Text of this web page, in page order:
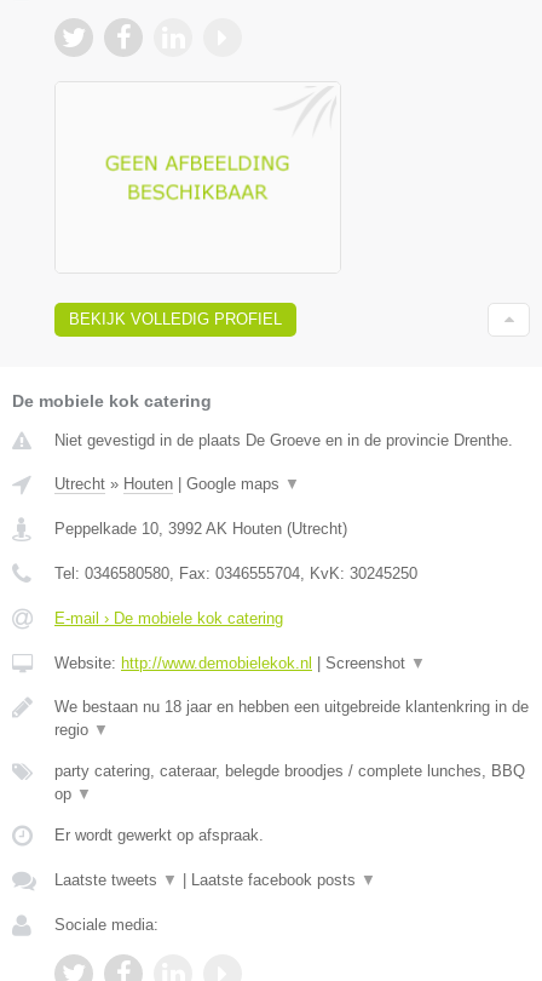
BEKIJK VOLLEDIG PROFIEL
De mobiele kok catering
Niet gevestigd in de plaats De Groeve en in de provincie Drenthe.
Utrecht » Houten Google maps ▼
Peppelkade 10 3992 AK Houten (Utrecht)
Tel: 0346580580 , Fax: 0346555704 , KvK: 30245250
E-mail › De mobiele kok catering
Website: http://www.demobielekok.nl Screenshot ▼
We bestaan nu 18 jaar en hebben een uitgebreide klantenkring in de
regio ▼
party catering, cateraar, belegde broodjes / complete lunches, BBQ
op ▼
Er wordt gewerkt op afspraak.
Laatste tweets ▼ Laatste facebook posts ▼
Sociale media: